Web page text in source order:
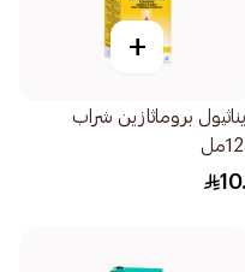
+
بروماثازين شراب